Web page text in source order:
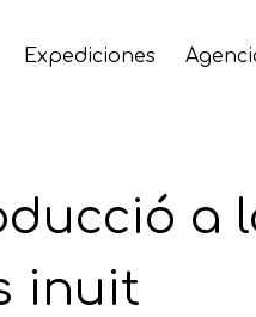
Expediciones
a
inuit